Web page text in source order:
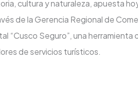
cultura y naturaleza, apuesta
de la Gerencia Regional de
“Cusco Seguro”, una
de servicios turísticos.